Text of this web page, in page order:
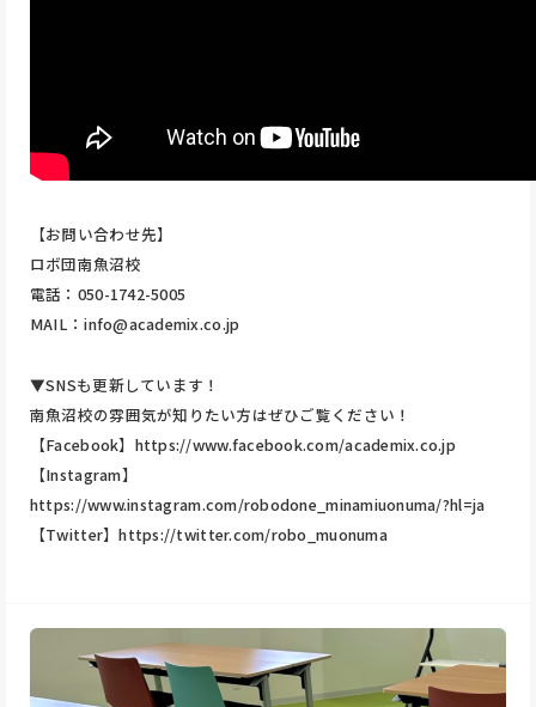
【お問い合わせ先】
ロボ団南魚沼校
電話：050-1742-5005
MAIL：info@academix.co.jp
▼SNSも更新しています！
南魚沼校の雰囲気が知りたい方はぜひご覧ください！
【Facebook】 https://www.facebook.com/academix.co.jp
【Instagram】
https://www.instagram.com/robodone_minamiuonuma/?hl=ja
【Twitter】https://twitter.com/robo_muonuma